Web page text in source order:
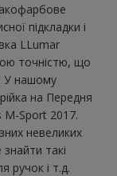
підкладки і
LLumar
точністю, що
У нашому
на Передня
M-Sport 2017.
невеликих
такі
ручок і т.д.